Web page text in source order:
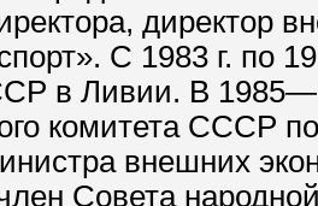
директор
С 1983 г. по
в Ливии. В
комитета СССР
внешних
Совета